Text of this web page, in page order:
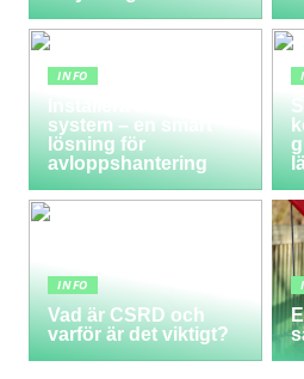
INFO
Installera ett LTA-
system – en smart
lösning för
avloppshantering
INFO
Vad är CSRD och
varför är det viktigt?